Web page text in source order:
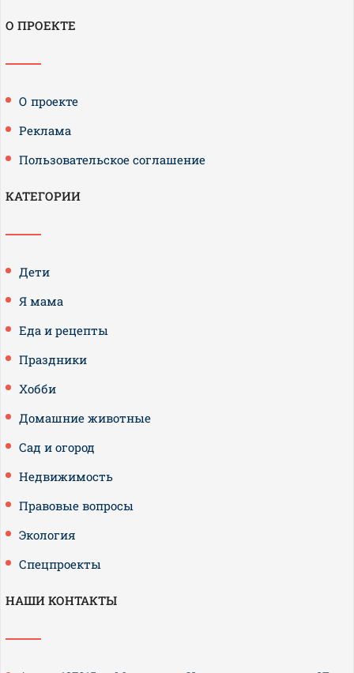
О ПРОЕКТЕ
О проекте
Реклама
Пользовательское соглашение
КАТЕГОРИИ
Дети
Я мама
Еда и рецепты
Праздники
Хобби
Домашние животные
Сад и огород
Недвижимость
Правовые вопросы
Экология
Спецпроекты
НАШИ КОНТАКТЫ